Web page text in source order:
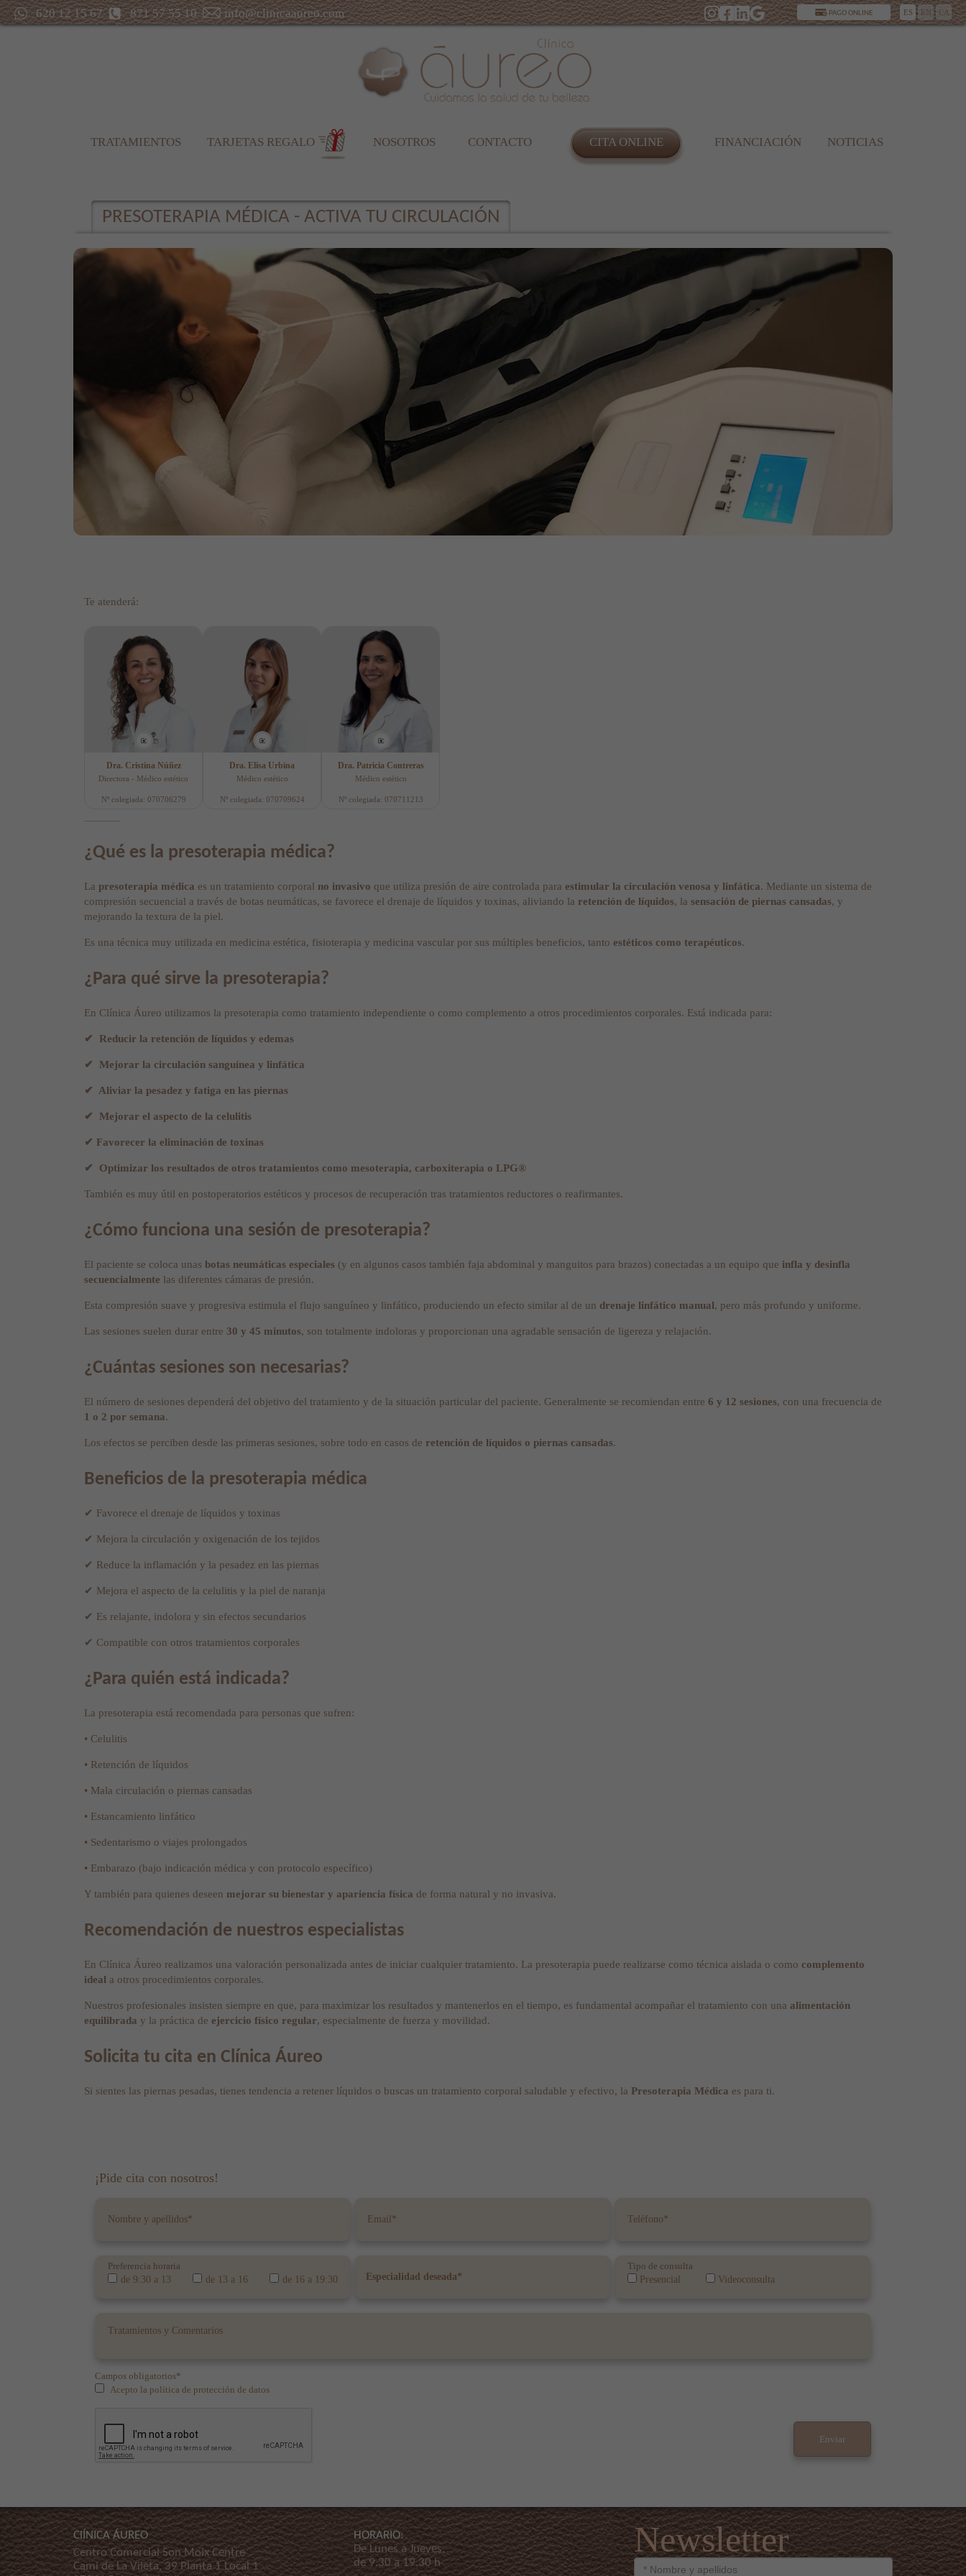
620 12 15 67 871 57 55 10 info@clinicaaureo.com PAGO ONLINE ES EN CA
TRATAMIENTOS TARJETAS REGALO NOSOTROS CONTACTO CITA ONLINE FINANCIACIÓN NOTICIAS
PRESOTERAPIA MÉDICA - ACTIVA TU CIRCULACIÓN
Te atenderá:
Dra. Cristina Núñez
Directora - Médico estético
Nº colegiada: 070706279
Dra. Elisa Urbina
Médico estético
Nº colegiada: 070709624
Dra. Patricia Contreras
Médico estético
Nº colegiada: 070711213
¿Qué es la presoterapia médica?
La presoterapia médica es un tratamiento corporal no invasivo que utiliza presión de aire controlada para estimular la circulación venosa y linfática. Mediante un sistema de
compresión secuencial a través de botas neumáticas, se favorece el drenaje de líquidos y toxinas, aliviando la retención de líquidos, la sensación de piernas cansadas, y
mejorando la textura de la piel.
Es una técnica muy utilizada en medicina estética, fisioterapia y medicina vascular por sus múltiples beneficios, tanto estéticos como terapéuticos.
¿Para qué sirve la presoterapia?
En Clínica Áureo utilizamos la presoterapia como tratamiento independiente o como complemento a otros procedimientos corporales. Está indicada para:
✔ Reducir la retención de líquidos y edemas
✔ Mejorar la circulación sanguínea y linfática
✔ Aliviar la pesadez y fatiga en las piernas
✔ Mejorar el aspecto de la celulitis
✔ Favorecer la eliminación de toxinas
✔ Optimizar los resultados de otros tratamientos como mesoterapia, carboxiterapia o LPG®
También es muy útil en postoperatorios estéticos y procesos de recuperación tras tratamientos reductores o reafirmantes.
¿Cómo funciona una sesión de presoterapia?
El paciente se coloca unas botas neumáticas especiales (y en algunos casos también faja abdominal y manguitos para brazos) conectadas a un equipo que infla y desinfla
secuencialmente las diferentes cámaras de presión.
Esta compresión suave y progresiva estimula el flujo sanguíneo y linfático, produciendo un efecto similar al de un drenaje linfático manual, pero más profundo y uniforme.
Las sesiones suelen durar entre 30 y 45 minutos, son totalmente indoloras y proporcionan una agradable sensación de ligereza y relajación.
¿Cuántas sesiones son necesarias?
El número de sesiones dependerá del objetivo del tratamiento y de la situación particular del paciente. Generalmente se recomiendan entre 6 y 12 sesiones, con una frecuencia de
1 o 2 por semana.
Los efectos se perciben desde las primeras sesiones, sobre todo en casos de retención de líquidos o piernas cansadas.
Beneficios de la presoterapia médica
✔ Favorece el drenaje de líquidos y toxinas
✔ Mejora la circulación y oxigenación de los tejidos
✔ Reduce la inflamación y la pesadez en las piernas
✔ Mejora el aspecto de la celulitis y la piel de naranja
✔ Es relajante, indolora y sin efectos secundarios
✔ Compatible con otros tratamientos corporales
¿Para quién está indicada?
La presoterapia está recomendada para personas que sufren:
• Celulitis
• Retención de líquidos
• Mala circulación o piernas cansadas
• Estancamiento linfático
• Sedentarismo o viajes prolongados
• Embarazo (bajo indicación médica y con protocolo específico)
Y también para quienes deseen mejorar su bienestar y apariencia física de forma natural y no invasiva.
Recomendación de nuestros especialistas
En Clínica Áureo realizamos una valoración personalizada antes de iniciar cualquier tratamiento. La presoterapia puede realizarse como técnica aislada o como complemento
ideal a otros procedimientos corporales.
Nuestros profesionales insisten siempre en que, para maximizar los resultados y mantenerlos en el tiempo, es fundamental acompañar el tratamiento con una alimentación
equilibrada y la práctica de ejercicio físico regular, especialmente de fuerza y movilidad.
Solicita tu cita en Clínica Áureo
Si sientes las piernas pesadas, tienes tendencia a retener líquidos o buscas un tratamiento corporal saludable y efectivo, la Presoterapia Médica es para ti.
¡Pide cita con nosotros!
Preferencia horaria
de 9:30 a 13
de 13 a 16 de 16 a 19:30
Tipo de consulta
Presencial
Videoconsulta
Campos obligatorios*
Acepto la política de protección de datos
ClÍNICA ÁUREO
Centro Comercial Son Moix Centre
Cami de La Vileta, 39 Planta 1 Local 1
HORARIO:
De Lunes a Jueves,
de 9.30 a 19.30 h
Newsletter